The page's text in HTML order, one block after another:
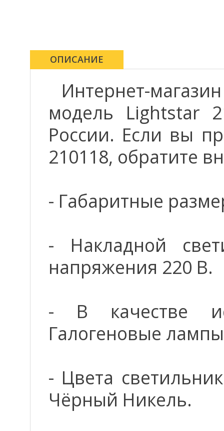
ОПИСАНИЕ
Интернет-
модель Lightstar
России. Если вы
210118, обратите
- Габаритные
- Накладной
напряжения 220 В.
- В качестве
Галогеновые
- Цвета
Чёрный Никель.